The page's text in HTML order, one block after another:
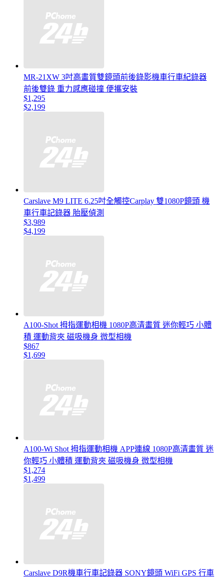
MR-21XW 3吋高畫質雙鏡頭前後錄影機車行車紀錄器
前後雙錄 重力感應碰撞 便攜安裝
$1,295
$2,199
Carslave M9 LITE 6.25吋全觸控Carplay 雙1080P鏡頭 機
車行車記錄器 胎壓偵測
$3,989
$4,199
A100-Shot 拇指運動相機 1080P高清畫質 迷你輕巧 小體
積 運動背夾 磁吸機身 微型相機
$867
$1,699
A100-Wi Shot 拇指運動相機 APP連線 1080P高清畫質 迷
你輕巧 小體積 運動背夾 磁吸機身 微型相機
$1,274
$1,499
Carslave D9R機車行車記錄器 SONY鏡頭 WiFi GPS 行車